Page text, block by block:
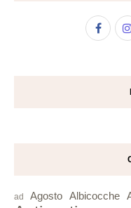
ad Agosto Albicocche